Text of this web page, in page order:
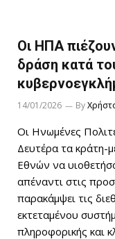
Οι ΗΠΑ
δράση κατά
14/01/2026 By
Οι Ηνωμένες
Δευτέρα τα
Εθνών να
απέναντι στις
παρακάμψει τις
εκτεταμένου
πληροφορικής και